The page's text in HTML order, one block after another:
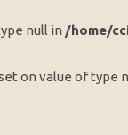
null in /home/
on value of type